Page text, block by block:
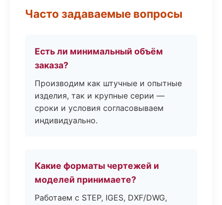
Часто задаваемые вопросы
Есть ли минимальный объём
заказа?
Производим как штучные и опытные
изделия, так и крупные серии —
сроки и условия согласовываем
индивидуально.
Какие форматы чертежей и
моделей принимаете?
Работаем с STEP, IGES, DXF/DWG,